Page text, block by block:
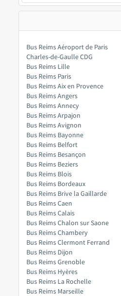
Bus Reims Aéroport de Paris
Charles-de-Gaulle CDG
Bus Reims Lille
Bus Reims Paris
Bus Reims Aix en Provence
Bus Reims Angers
Bus Reims Annecy
Bus Reims Arpajon
Bus Reims Avignon
Bus Reims Bayonne
Bus Reims Belfort
Bus Reims Besançon
Bus Reims Beziers
Bus Reims Blois
Bus Reims Bordeaux
Bus Reims Brive la Gaillarde
Bus Reims Caen
Bus Reims Calais
Bus Reims Chalon sur Saone
Bus Reims Chambery
Bus Reims Clermont Ferrand
Bus Reims Dijon
Bus Reims Grenoble
Bus Reims Hyères
Bus Reims La Rochelle
Bus Reims Marseille